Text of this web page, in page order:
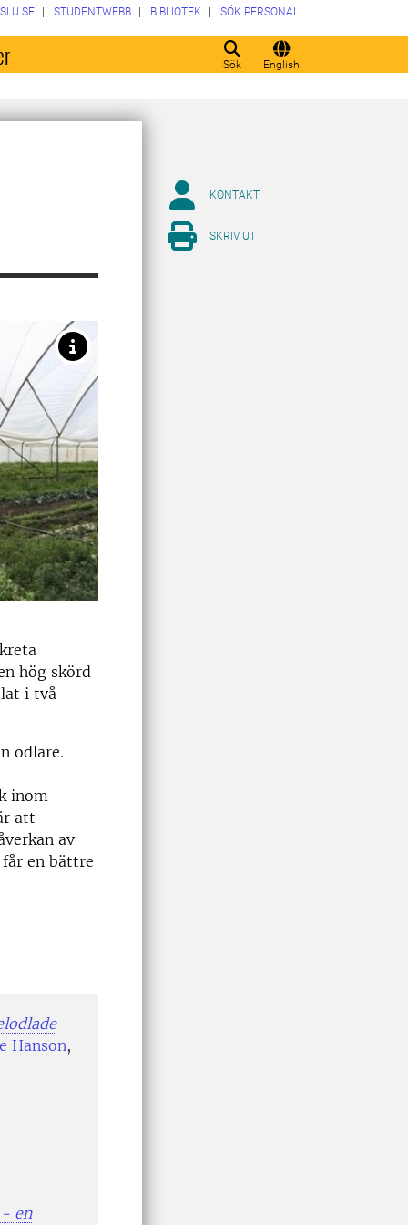
Sök English
SLU.SE STUDENTWEBB BIBLIOTEK SÖK PERSONAL
hög skörd
i två
odlare.
inom
att
av
en bättre
Hanson,
en
KONTAKT
SKRIV UT